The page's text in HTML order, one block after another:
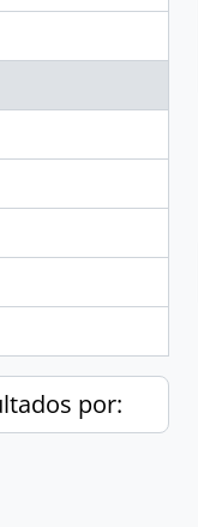
por: